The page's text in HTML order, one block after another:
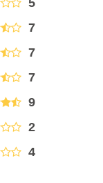
5
7
7
7
9
2
4